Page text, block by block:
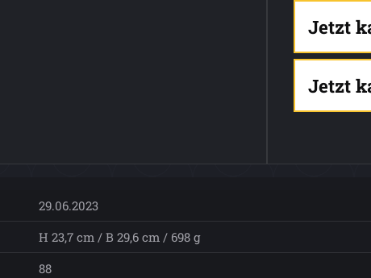
Jetzt
Jetzt
29.06.2023
H 23,7 cm / B 29,6 cm / 698 g
88